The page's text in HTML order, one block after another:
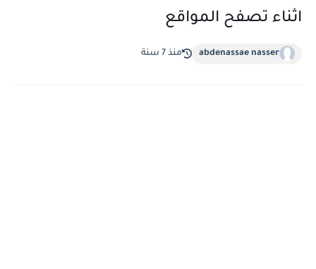
اثناء تصفح المواقع
abdenassae nasser منذ 7 سنة